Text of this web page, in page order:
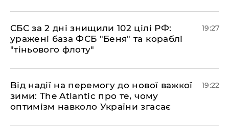
​СБС за 2 дні знищили 102 цілі РФ:
уражені база ФСБ "Беня" та кораблі
"тіньового флоту"
19:27
​Від надії на перемогу до нової важкої
зими: The Atlantic про те, чому
оптимізм навколо України згасає
19:22